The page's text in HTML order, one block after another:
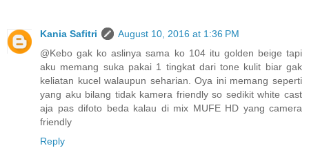
Kania Safitri
August 10, 2016 at 1:36 PM
@Kebo gak ko aslinya sama ko 104 itu golden beige tapi
aku memang suka pakai 1 tingkat dari tone kulit biar gak
keliatan kucel walaupun seharian. Oya ini memang seperti
yang aku bilang tidak kamera friendly so sedikit white cast
aja pas difoto beda kalau di mix MUFE HD yang camera
friendly
Reply